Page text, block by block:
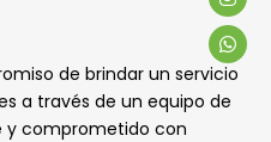
de brindar un servicio
a través de un equipo de
y comprometido con